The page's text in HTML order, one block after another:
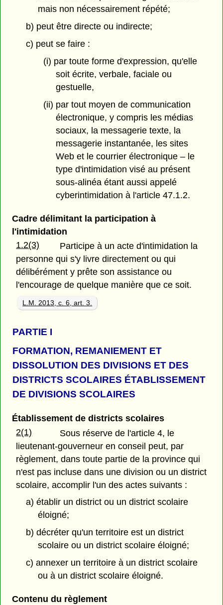
mais non nécessairement répété;
b) peut être directe ou indirecte;
c) peut se faire :
(i) par toute forme d'expression, qu'elle
soit écrite, verbale, faciale ou
gestuelle,
(ii) par tout moyen de communication
électronique, y compris les médias
sociaux, la messagerie texte, la
messagerie instantanée, les sites
Web et le courrier électronique – le
type d'intimidation visé au présent
sous-alinéa étant aussi appelé
cyberintimidation à l'article 47.1.2.
Cadre délimitant la participation à
l'intimidation
1.2(3)
Participe à un acte d'intimidation la
personne qui s'y livre directement ou qui
délibérément y prête son assistance ou
l'encourage de quelque manière que ce soit.
L.M. 2013, c. 6, art. 3.
PARTIE I
FORMATION, REMANIEMENT ET
DISSOLUTION DES DIVISIONS ET DES
DISTRICTS SCOLAIRES ÉTABLISSEMENT
DE DIVISIONS SCOLAIRES
Établissement de districts scolaires
2(1)
Sous réserve de l'article 4, le
lieutenant-gouverneur en conseil peut, par
règlement, dans toute partie de la province qui
n'est pas incluse dans une division ou un district
scolaire, accomplir l'un des actes suivants :
a) établir un district ou un district scolaire
éloigné;
b) décréter qu'un territoire est un district
scolaire ou un district scolaire éloigné;
c) annexer un territoire à un district scolaire
ou à un district scolaire éloigné.
Contenu du règlement